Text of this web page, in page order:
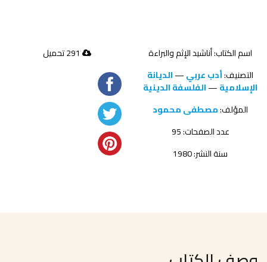
اسم الكتاب: أناشيد الإثم والبراءة
التصنيف:أدب عربي—الديانة
الإسلامية—الفلسفة الدينية
المؤلف:مصطفى محمود
عدد الصفحات: 95
سنة النشر: 1980